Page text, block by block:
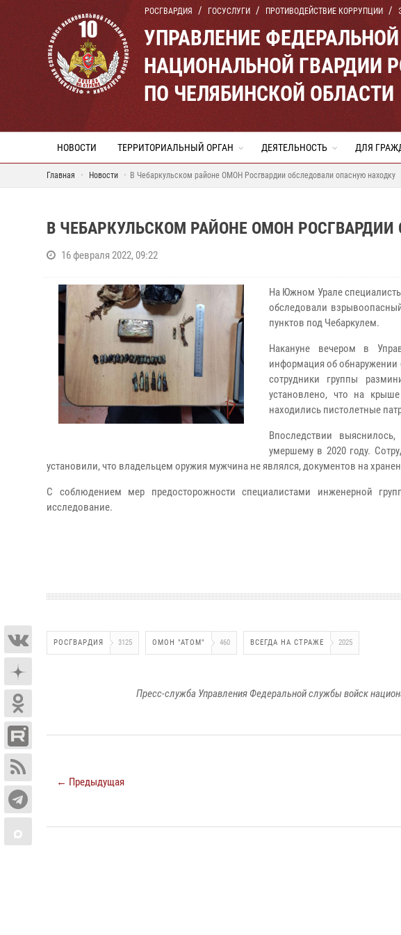
РОСГВАРДИЯ ГОСУСЛУГИ ПРОТИВОДЕЙСТВИЕ КОРРУПЦИИ
УПРАВЛЕНИЕ
НАЦИОНАЛЬНОЙ ГВАРДИИ
ПО ЧЕЛЯБИНСКОЙ ОБЛАСТИ
НОВОСТИ ТЕРРИТОРИАЛЬНЫЙ ОРГАН ДЕЯТЕЛЬНОСТЬ ДЛЯ
Главная Новости В Чебаркульском районе ОМОН Росгвардии обследовали опасную находку
В ЧЕБАРКУЛЬСКОМ РАЙОНЕ ОМОН
16 февраля 2022, 09:22
На Южном Урале
обследовали
пунктов под Чебаркулем.
Накануне вечером в
информация об обнаружении
сотрудники группы
установлено, что на
находились пистолетные
Впоследствии
умершему в 2020 году.
установили, что владельцем оружия мужчина не являлся, документов на
С соблюдением мер предосторожности специалистами инженерной
исследование.
РОСГВАРДИЯ 3125 ОМОН "АТОМ" 460 ВСЕГДА НА СТРАЖЕ 2025
Пресс-служба Управления Федеральной службы войск
← Предыдущая